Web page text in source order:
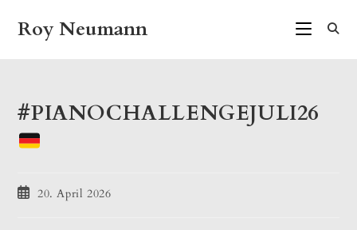
InhaltRoy Neumann
#PIANOCHALLENGEJULI26
Beitrag20. April 2026